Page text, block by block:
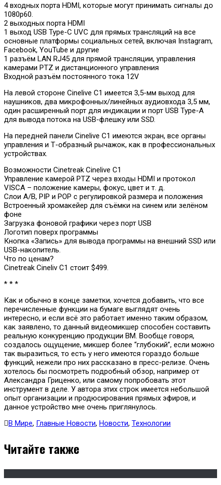
4 входных порта HDMI, которые могут принимать сигналы до
1080p60.
2 выходных порта HDMI
1 выход USB Type-C UVC для прямых трансляций на все
основные платформы социальных сетей, включая Instagram,
Facebook, YouTube и другие
1 разъём LAN RJ45 для прямой трансляции, управления
камерами PTZ и дистанционного управления
Входной разъём постоянного тока 12V
На левой стороне Cinelive C1 имеется 3,5-мм выход для
наушников, два микрофонных/линейных аудиовхода 3,5 мм,
один расширенный порт для индикации и порт USB Type-A
для вывода потока на USB-флешку или SSD.
На передней панели Cinelive C1 имеются экран, все органы
управления и Т-образный рычажок, как в профессиональных
устройствах.
Возможности Cinetreak Cinelive C1
Управление камерой PTZ через входы HDMI и протокол
VISCA – положение камеры, фокус, цвет и т. д.
Слои A/B, PIP и POP с регулировкой размера и положения
Встроенный хромакейер для съёмки на синем или зелёном
фоне
Загрузка фоновой графики через порт USB
Логотип поверх программы
Кнопка «Запись» для вывода программы на внешний SSD или
USB-накопитель.
Что по ценам?
Cinetreak Cineliv C1 стоит $499.
* * *
Как и обычно в конце заметки, хочется добавить, что все
перечисленные функции на бумаге выглядят очень
интересно, и если всё это работает именно таким образом,
как заявлено, то данный видеомикшер способен составить
реальную конкуренцию продукции BM. Вообще говоря,
создалось ощущение, микшер более “глубокий”, если можно
так выразиться, то есть у него имеются гораздо больше
функций, нежели про них рассказано в пресс-релизе. Очень
хотелось бы посмотреть подробный обзор, например от
Александра Гриценко, или самому попробовать этот
инструмент в деле. У автора этих строк имеется небольшой
опыт организации и продюсирования прямых эфиров, и
данное устройство мне очень приглянулось.
В Мире, Главные Новости, Новости, Технологии
Читайте также